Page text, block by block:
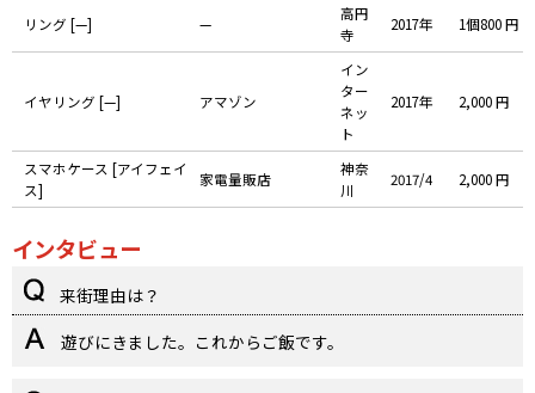
リング [—] —
高円
寺
2017年 1個800 円
イヤリング [—] アマゾン
イン
ター
ネッ
ト
2017年 2,000 円
スマホケース [アイフェイ
ス]
家電量販店
神奈
川
2017/4 2,000 円
インタビュー
来街理由は？
遊びにきました。これからご飯です。